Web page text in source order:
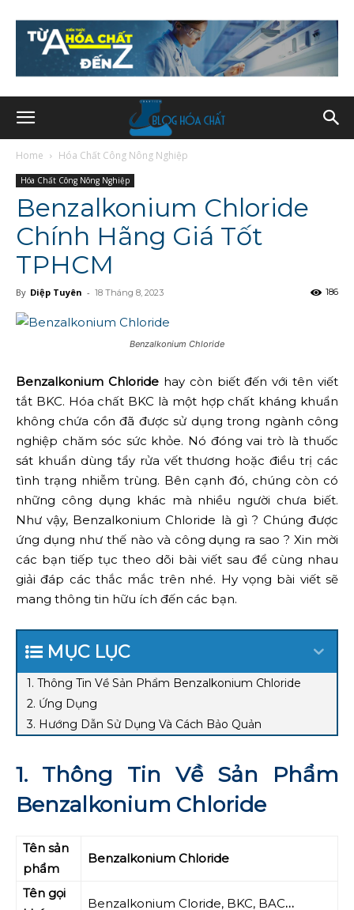
Home Hóa Chất Công Nông Nghiệp
Hóa Chất Công Nông Nghiệp
Benzalkonium Chloride
Chính Hãng Giá Tốt
TPHCM
By Diệp Tuyên - 18 Tháng 8, 2023 186
Benzalkonium Chloride
Benzalkonium Chloridehay còn biết đến với tên viết
tắt BKC. Hóa chất BKC là một hợp chất kháng khuẩn
không chứa cồn đã được sử dụng trong ngành công
nghiệp chăm sóc sức khỏe. Nó đóng vai trò là thuốc
sát khuẩn dùng tẩy rửa vết thương hoặc điều trị các
tình trạng nhiễm trùng. Bên cạnh đó, chúng còn có
những công dụng khác mà nhiều người chưa biết.
Như vậy, Benzalkonium Chloride là gì ? Chúng được
ứng dụng như thế nào và công dụng ra sao ? Xin mời
các bạn tiếp tục theo dõi bài viết sau để cùng nhau
giải đáp các thắc mắc trên nhé. Hy vọng bài viết sẽ
mang thông tin hữu ích đến các bạn.
MỤC LỤC
1. Thông Tin Về Sản Phẩm Benzalkonium Chloride
2. Ứng Dụng
3. Hướng Dẫn Sử Dụng Và Cách Bảo Quản
1. Thông Tin Về Sản Phẩm
Benzalkonium Chloride
Tên sản
phẩm
Benzalkonium Chloride
Tên gọi
Benzalkonium Cloride, BKC, BAC…